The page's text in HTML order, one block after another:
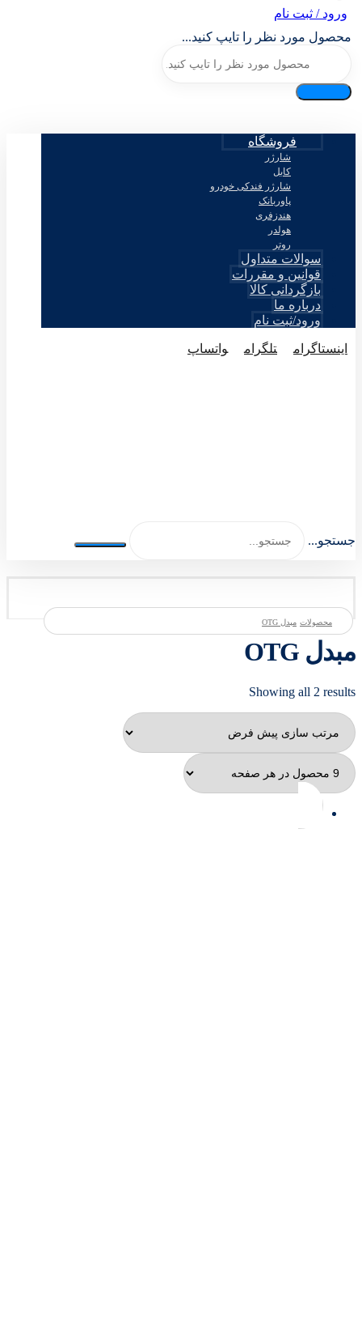
ورود / ثبت نام
محصول مورد نظر را تایپ کنید...
فروشگاه
شارژر
کابل
شارژر فندکی خودرو
پاوربانک
هندزفری
هولدر
روتر
سوالات متداول
قوانین و مقررات
بازگردانی کالا
درباره ما
ورود/ثبت نام
اینستاگرام تلگرام
واتساپ
جستجو...
محصولات مبدل OTG
مبدل OTG
Showing all 2 results